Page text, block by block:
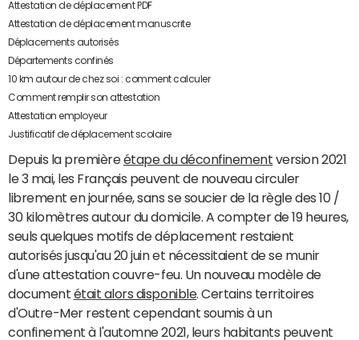
Attestation de déplacement PDF
Attestation de déplacement manuscrite
Déplacements autorisés
Départements confinés
10 km autour de chez soi : comment calculer
Comment remplir son attestation
Attestation employeur
Justificatif de déplacement scolaire
Depuis la premièreétape du déconfinement version 2021
le 3 mai, les Français peuvent de nouveau circuler
librement en journée, sans se soucier de la règle des 10 /
30 kilomètres autour du domicile. A compter de 19 heures,
seuls quelques motifs de déplacement restaient
autorisés jusqu'au 20 juin et nécessitaient de se munir
d'une attestation couvre-feu. Un nouveau modèle de
document était alors disponible. Certains territoires
d'Outre-Mer restent cependant soumis à un
confinement à l'automne 2021, leurs habitants peuvent